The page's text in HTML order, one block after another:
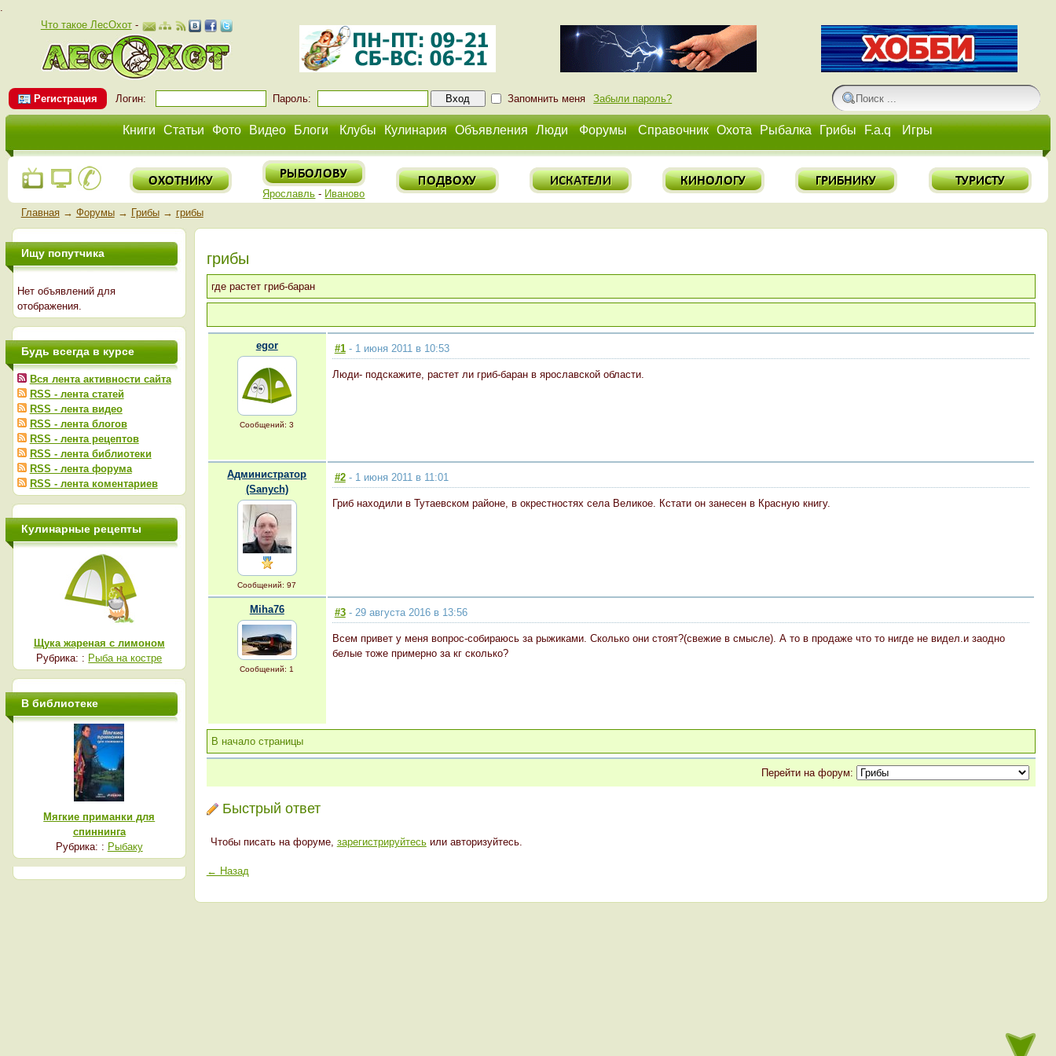
.
Что такое ЛесОхот-
Регистрация Логин: Пароль: Запомнить меня Забыли пароль?
Книги Статьи Фото Видео Блоги Клубы Кулинария Объявления Люди Форумы Справочник Охота Рыбалка Грибы F.a.q Игры
Ярославль - Иваново
Главная→ Форумы→ Грибы→ грибы
грибы
где растет гриб-баран
egor
Сообщений: 3
#1- 1 июня 2011 в 10:53
Люди- подскажите, растет ли гриб-баран в ярославской области.
Администратор
(Sanych)
Сообщений: 97
#2- 1 июня 2011 в 11:01
Гриб находили в Тутаевском районе, в окрестностях села Великое. Кстати он занесен в Красную книгу.
Miha76
Сообщений: 1
#3- 29 августа 2016 в 13:56
Всем привет у меня вопрос-собираюсь за рыжиками. Сколько они стоят?(свежие в смысле). А то в продаже что то нигде не видел.и заодно
белые тоже примерно за кг сколько?
В начало страницы
Перейти на форум:
Быстрый ответ
Чтобы писать на форуме, зарегистрируйтесьили авторизуйтесь.
← Назад
Ищу попутчика
Нет объявлений для
отображения.
Будь всегда в курсе
Вся лента активности сайта
RSS - лента статей
RSS - лента видео
RSS - лента блогов
RSS - лента рецептов
RSS - лента библиотеки
RSS - лента форума
RSS - лента коментариев
Кулинарные рецепты
Щука жареная с лимоном
Рубрика: : Рыба на костре
В библиотеке
Мягкие приманки для
спиннинга
Рубрика: : Рыбаку